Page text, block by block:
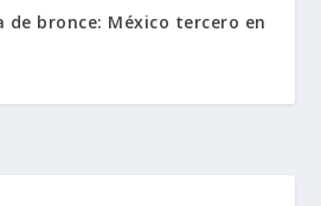
de bronce: México tercero en